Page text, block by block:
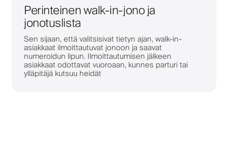
Perinteinen walk-in-jono ja
jonotuslista
Sen sijaan, että valitsisivat tietyn ajan, walk-in-
asiakkaat ilmoittautuvat jonoon ja saavat
numeroidun lipun. Ilmoittautumisen jälkeen
asiakkaat odottavat vuoroaan, kunnes parturi tai
ylläpitäjä kutsuu heidät